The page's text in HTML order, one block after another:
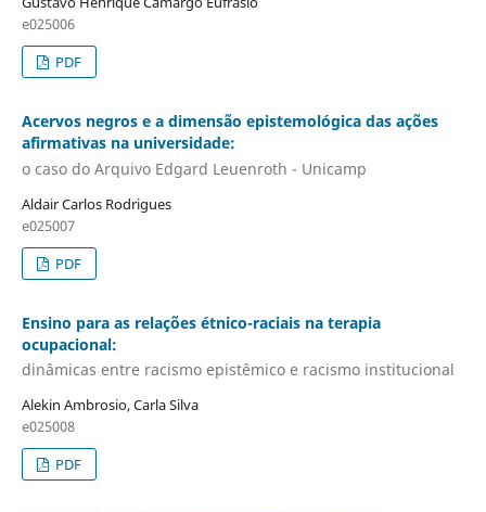
e025006
PDF
Acervos negros e a dimensão epistemológica das ações
afirmativas na universidade:
o caso do Arquivo Edgard Leuenroth - Unicamp
Aldair Carlos Rodrigues
e025007
PDF
Ensino para as relações étnico-raciais na terapia
ocupacional:
dinâmicas entre racismo epistêmico e racismo institucional
Alekin Ambrosio, Carla Silva
e025008
PDF